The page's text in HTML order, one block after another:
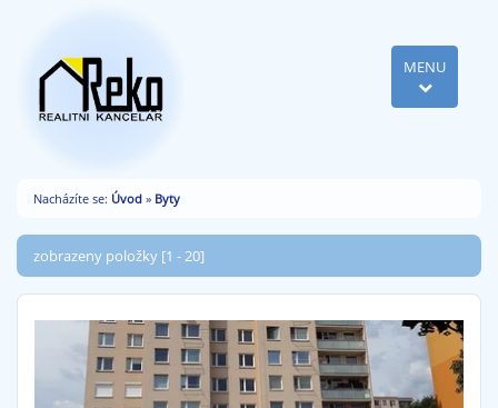
MENU
Nacházíte se: Úvod » Byty
zobrazeny položky [1 - 20]